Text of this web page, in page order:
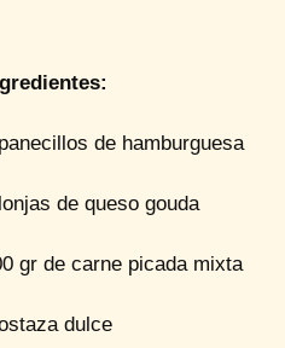
de hamburguesa
de queso gouda
gr de carne picada mixta
dulce